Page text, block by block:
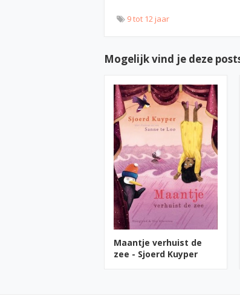
9 tot 12 jaar
Mogelijk vind je deze
Maantje verhuist de
zee - Sjoerd Kuyper